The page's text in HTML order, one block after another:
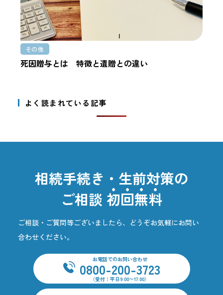
その他
死因贈与とは 特徴と遺贈との違い
よく読まれている記事
相続手続き・生前対策の
ご相談 初回無料
ご相談・ご質問等ございましたら、どうぞお気軽にお問い
合わせください。
お電話でのお問い合わせ
0800-200-3723
（受付：平日9:00〜17:00）